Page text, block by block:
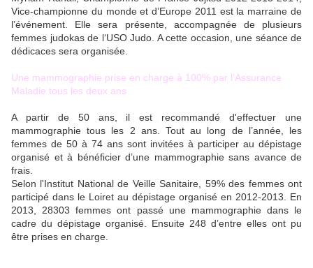
Vice-championne du monde et d’Europe 2011 est la marraine de
l’événement. Elle sera présente, accompagnée de plusieurs
femmes judokas de l‘USO Judo. A cette occasion, une séance de
dédicaces sera organisée.
Une mammographie prise en charge à 100% par l’Assurance
Maladie tous les deux ans
A partir de 50 ans, il est recommandé d'effectuer une
mammographie tous les 2 ans. Tout au long de l’année, les
femmes de 50 à 74 ans sont invitées à participer au dépistage
organisé et à bénéficier d’une mammographie sans avance de
frais.
Selon l'Institut National de Veille Sanitaire, 59% des femmes ont
participé dans le Loiret au dépistage organisé en 2012-2013. En
2013, 28303 femmes ont passé une mammographie dans le
cadre du dépistage organisé. Ensuite 248 d’entre elles ont pu
être prises en charge.